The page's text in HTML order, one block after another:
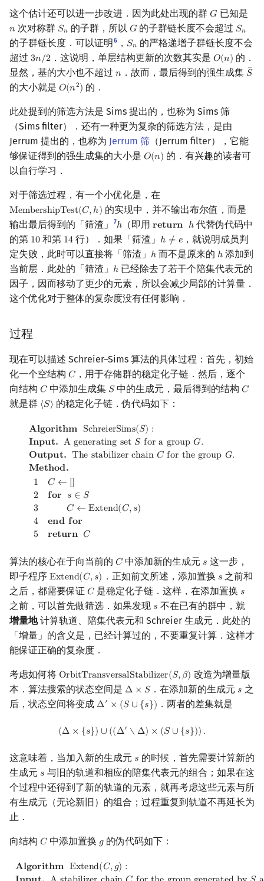
这个估计还可以进一步改进．因为此处出现的群 𝐺
G 已知是
𝑛
n 次对称群 𝑆𝑛
Sn 的子群，所以 𝐺
G 的子群链长度不会超过 𝑆𝑛
Sn
的子群链长度．可以证明6 ， 𝑆𝑛
Sn 的严格递增子群链长度不会
超过 3𝑛/2
3n/2．这说明，单层结构更新的次数其实是 𝑂(𝑛)
O(n) 的．
显然，基的大小也不超过 𝑛
n ．故而，最后得到的强生成集 ¯
𝑆
S¯
的大小就是 𝑂(𝑛2)
O(n2) 的．
此处提到的筛选方法是 Sims 提出的，也称为 Sims 筛
（Sims filter）．还有一种更为复杂的筛选方法，是由
Jerrum 提出的，也称为 Jerrum 筛 （Jerrum filter），它能
够保证得到的强生成集的大小是 𝑂(𝑛)
O(n) 的．有兴趣的读者可
以自行学习．
对于筛选过程，有一个小优化是，在
MembershipTest(𝐶,ℎ)
MembershipTest(C,h)
的实现中，并不输出布尔值，而是
输出最后得到的「筛渣」
7ℎ
h （即用𝐫𝐞𝐭𝐮𝐫𝐧 ℎ
returnh
代替伪代码中
的第 10
10 和第 14
14 行）．如果「筛渣」 ℎ ≠ 𝑒
h ≠e
，就说明成员判
定失败，此时可以直接将「筛渣」 ℎ
h 而不是原来的 ℎ
h 添加到
当前层．此处的「筛渣」 ℎ
h 已经除去了若干个陪集代表元的
因子，因而移动了更少的元素，所以会减少局部的计算量．
这个优化对于整体的复杂度没有任何影响．
过程
现在可以描述 Schreier–Sims 算法的具体过程：首先，初始
化一个空结构 𝐶
C ，用于存储群的稳定化子链．然后，逐个
向结构 𝐶
C 中添加生成集 𝑆
S中的生成元，最后得到的结构𝐶
C
就是群 ⟨𝑆⟩
⟨S⟩ 的稳定化子链．伪代码如下：
𝐀𝐥𝐠𝐨𝐫𝐢𝐭𝐡𝐦 SchreierSims(𝑆) :
𝐈𝐧𝐩𝐮𝐭. A generating set 𝑆 for a group 𝐺.
𝐎𝐮𝐭𝐩𝐮𝐭. The stabilizer chain 𝐶 for the group 𝐺.
𝐌𝐞𝐭𝐡𝐨𝐝.
1
𝐶 ← []
2
𝐟𝐨𝐫 𝑠 ∈ 𝑆
3
𝐶 ← Extend(𝐶,𝑠)
4
𝐞𝐧𝐝 𝐟𝐨𝐫
5
𝐫𝐞𝐭𝐮𝐫𝐧 𝐶
AlgorithmSchreierSims(S):Input. A generating set
算法的核心在于向当前的 𝐶
C 中添加新的生成元 𝑠
s 这一步，
即子程序 Extend(𝐶,𝑠)
Extend(C,s ) ．正如前文所述，添加置换 𝑠
s 之前和
之后，都需要保证 𝐶
C 是稳定化子链．这样，在添加置换 𝑠
s
之前，可以首先做筛选．如果发现 𝑠
s 不在已有的群中，就
增量地计算轨道、陪集代表元和 Schreier 生成元．此处的
「增量」的含义是，已经计算过的，不要重复计算．这样才
能保证正确的复杂度．
考虑如何将 OrbitTransversalStabilizer(𝑆,𝛽)
OrbitTransversalStabilizer(S,β) 改造为增量版
本．算法搜索的状态空间是 Δ × 𝑆
Δ× S ．在添加新的生成元 𝑠
s 之
后，状态空间将变成 Δ′ × (𝑆 ∪ {𝑠})
Δ′× (S ∪{s }) ．两者的差集就是
(Δ × {𝑠}) ∪ ((Δ′ ∖ Δ) × (𝑆 ∪ {𝑠})) .
(Δ×{ s ) ∪((Δ ∖ Δ)×( S∪{s } ) .
这意味着，当加入新的生成元 𝑠
s 的时候，首先需要计算新的
生成元 𝑠
s 与旧的轨道和相应的陪集代表元的组合；如果在这
个过程中还得到了新的轨道的元素，就再考虑这些元素与所
有生成元（无论新旧）的组合；过程重复到轨道不再延长为
止．
向结构 𝐶
C 中添加置换 𝑔
g的伪代码如下：
𝐀𝐥𝐠𝐨𝐫𝐢𝐭𝐡𝐦 Extend(𝐶,𝑔) :
AlgorithmExtend(C,g):Input.